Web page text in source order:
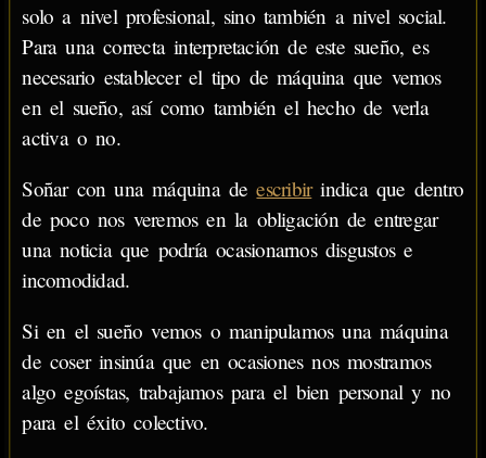
solo a nivel profesional, sino también a nivel social.
Para una correcta interpretación de este sueño, es
necesario establecer el tipo de máquina que vemos
en el sueño, así como también el hecho de verla
activa o no.
Soñar con una máquina deescribirindica que dentro
de poco nos veremos en la obligación de entregar
una noticia que podría ocasionarnos disgustos e
incomodidad.
Si en el sueño vemos o manipulamos una máquina
de coser insinúa que en ocasiones nos mostramos
algo egoístas, trabajamos para el bien personal y no
para el éxito colectivo.